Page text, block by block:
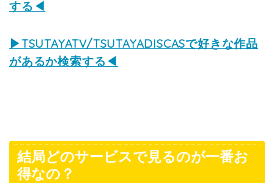
する◀
▶TSUTAYATV/TSUTAYADISCASで好きな作品
があるか検索する◀
結局どのサービスで見るのが一番お
得なの？